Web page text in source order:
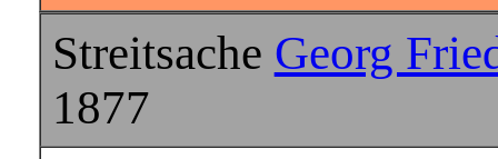
Streitsache Georg
1877